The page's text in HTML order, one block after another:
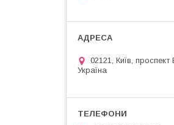
02121, Київ,
Україна